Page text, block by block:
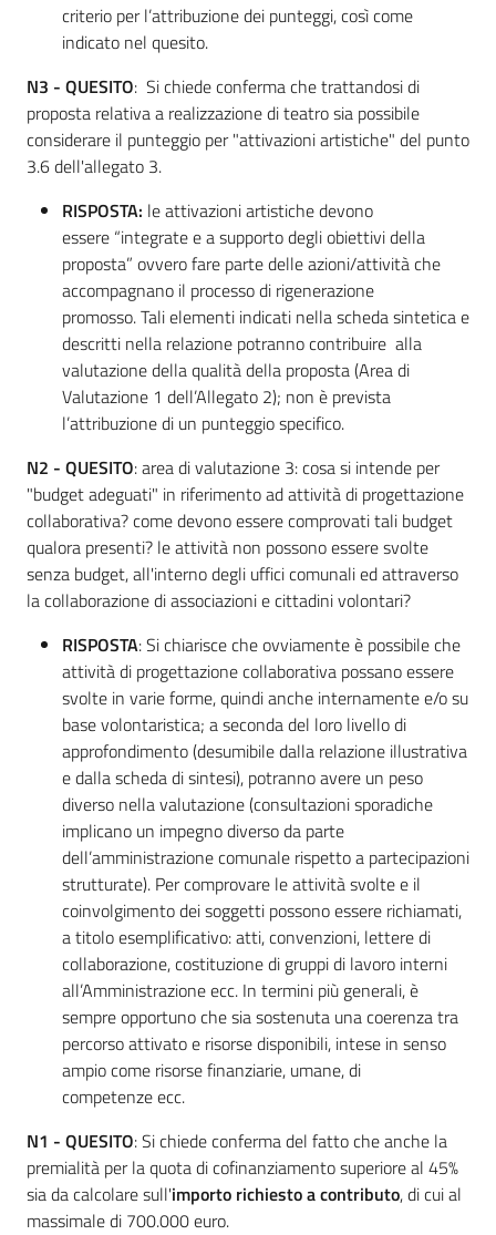
criterio per l’attribuzione dei punteggi, così come
indicato nel quesito.
N3 - QUESITO: Si chiede conferma che trattandosi di
proposta relativa a realizzazione di teatro sia possibile
considerare il punteggio per "attivazioni artistiche" del punto
3.6 dell'allegato 3.
RISPOSTA: le attivazioni artistiche devono
essere “integrate e a supporto degli obiettivi della
proposta” ovvero fare parte delle azioni/attività che
accompagnano il processo di rigenerazione
promosso. Tali elementi indicati nella scheda sintetica e
descritti nella relazione potranno contribuire alla
valutazione della qualità della proposta (Area di
Valutazione 1 dell’Allegato 2); non è prevista
l’attribuzione di un punteggio specifico.
N2 - QUESITO: area di valutazione 3: cosa si intende per
"budget adeguati" in riferimento ad attività di progettazione
collaborativa? come devono essere comprovati tali budget
qualora presenti? le attività non possono essere svolte
senza budget, all'interno degli uffici comunali ed attraverso
la collaborazione di associazioni e cittadini volontari?
RISPOSTA: Si chiarisce che ovviamente è possibile che
attività di progettazione collaborativa possano essere
svolte in varie forme, quindi anche internamente e/o su
base volontaristica; a seconda del loro livello di
approfondimento (desumibile dalla relazione illustrativa
e dalla scheda di sintesi), potranno avere un peso
diverso nella valutazione (consultazioni sporadiche
implicano un impegno diverso da parte
dell’amministrazione comunale rispetto a partecipazioni
strutturate). Per comprovare le attività svolte e il
coinvolgimento dei soggetti possono essere richiamati,
a titolo esemplificativo: atti, convenzioni, lettere di
collaborazione, costituzione di gruppi di lavoro interni
all’Amministrazione ecc. In termini più generali, è
sempre opportuno che sia sostenuta una coerenza tra
percorso attivato e risorse disponibili, intese in senso
ampio come risorse finanziarie, umane, di
competenze ecc.
N1 - QUESITO: Si chiede conferma del fatto che anche la
premialità per la quota di cofinanziamento superiore al 45%
sia da calcolare sull'importo richiesto a contributo, di cui al
massimale di 700.000 euro.